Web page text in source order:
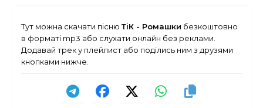
Тут можна скачати пісню ТіК - Ромашки безкоштовно
в форматі mp3 або слухати онлайн без реклами.
Додавай трек у плейлист або поділись ним з друзями
кнопками нижче.